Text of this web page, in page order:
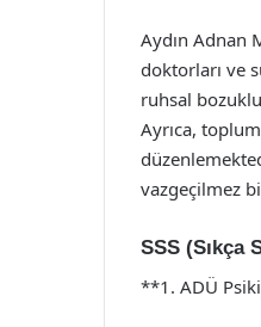
Aydın Adnan
doktorları ve
ruhsal
Ayrıca,
vazgeçilmez
SSS (Sıkça
**1. ADÜ